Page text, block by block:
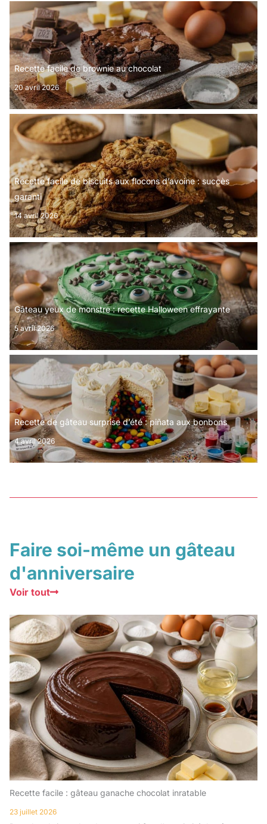
Recette facile de brownie au chocolat
20 avril 2026
Recette facile de biscuits aux flocons d’avoine : succès
garanti
14 avril 2026
Gâteau yeux de monstre : recette Halloween effrayante
5 avril 2026
Recette de gâteau surprise d’été : piñata aux bonbons
4 avril 2026
Faire soi-même un gâteau
d'anniversaire
Voir tout
Recette facile : gâteau ganache chocolat inratable
23 juillet 2026